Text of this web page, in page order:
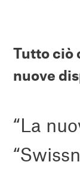
Tutto ciò
nuove
“La